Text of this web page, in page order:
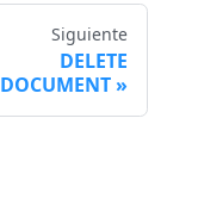
Siguiente
DELETE
DOCUMENT